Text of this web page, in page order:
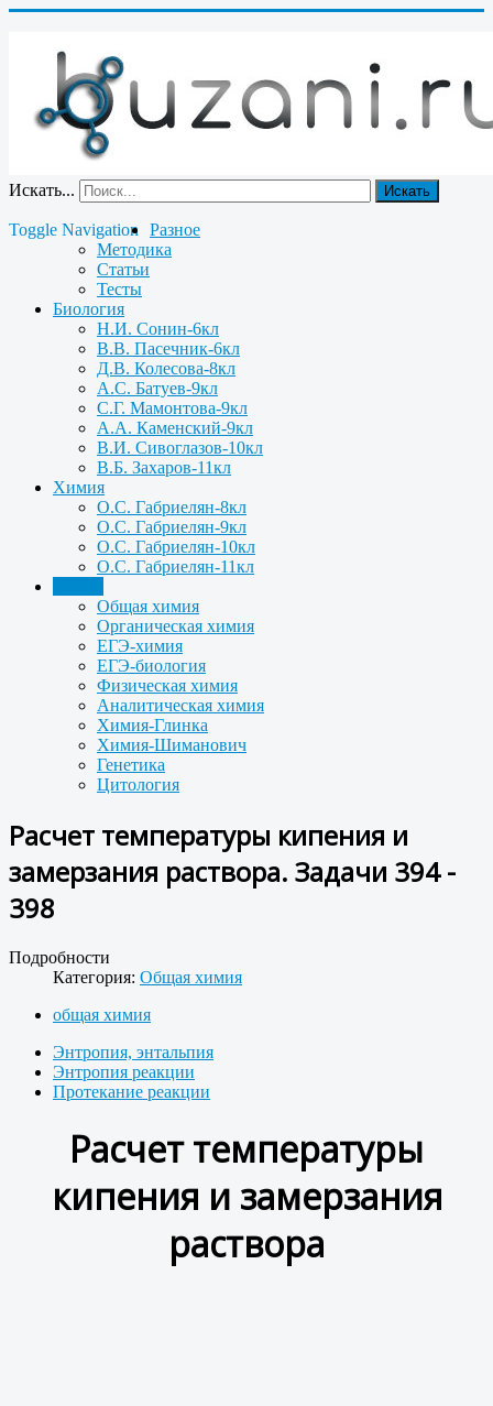
Искать... Искать
Toggle Navigation
Разное
Методика
Статьи
Тесты
Биология
Н.И. Сонин-6кл
В.В. Пасечник-6кл
Д.В. Колесова-8кл
А.С. Батуев-9кл
С.Г. Мамонтова-9кл
А.А. Каменский-9кл
В.И. Сивоглазов-10кл
В.Б. Захаров-11кл
Химия
О.С. Габриелян-8кл
О.С. Габриелян-9кл
О.С. Габриелян-10кл
О.С. Габриелян-11кл
Общая химия
Органическая химия
ЕГЭ-химия
ЕГЭ-биология
Физическая химия
Аналитическая химия
Химия-Глинка
Химия-Шиманович
Генетика
Цитология
Расчет температуры кипения и
замерзания раствора. Задачи 394 -
398
Подробности
Категория: Общая химия
общая химия
Энтропия, энтальпия
Энтропия реакции
Протекание реакции
Расчет температуры
кипения и замерзания
раствора